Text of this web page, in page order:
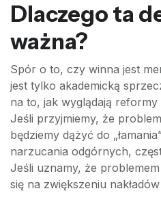
Dlaczego ta
ważna?
Spór o to, czy winna jest
jest tylko akademicką
na to, jak wyglądają
Jeśli przyjmiemy, że
będziemy dążyć do
narzucania odgórnych,
Jeśli uznamy, że
się na zwiększeniu